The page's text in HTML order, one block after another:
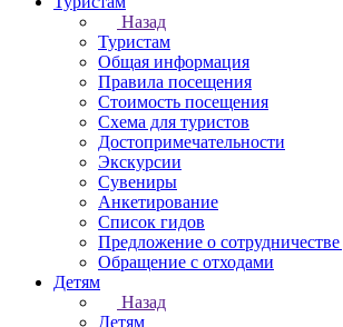
Назад
Туристам
Общая информация
Правила посещения
Стоимость посещения
Схема для туристов
Достопримечательности
Экскурсии
Сувениры
Анкетирование
Список гидов
Предложение о сотрудничестве
Обращение с отходами
Детям
Назад
Детям